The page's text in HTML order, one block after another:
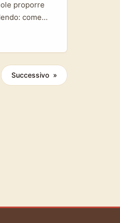
proporre
come
adatto
oggi. ...
Successivo »